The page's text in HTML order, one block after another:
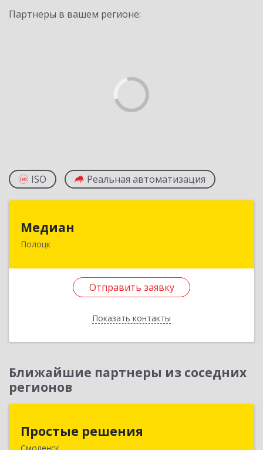
Партнеры в вашем регионе:
ISO Реальная автоматизация
Медиан
Полоцк
Отправить заявку
Показать контакты
Отправить заявку
Назад
Ближайшие партнеры из соседних
регионов
Простые решения
Смоленск